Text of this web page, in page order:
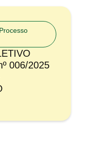
Processo
006/2025